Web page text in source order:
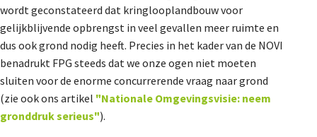
wordt geconstateerd dat kringlooplandbouw voor
gelijkblijvende opbrengst in veel gevallen meer ruimte en
dus ook grond nodig heeft. Precies in het kader van de NOVI
benadrukt FPG steeds dat we onze ogen niet moeten
sluiten voor de enorme concurrerende vraag naar grond
(zie ook ons artikel "Nationale Omgevingsvisie: neem
gronddruk serieus").